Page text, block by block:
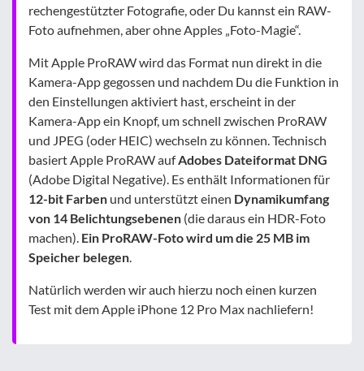
rechengestützter Fotografie, oder Du kannst ein RAW-
Foto aufnehmen, aber ohne Apples „Foto-Magie“.
Mit Apple ProRAW wird das Format nun direkt in die
Kamera-App gegossen und nachdem Du die Funktion in
den Einstellungen aktiviert hast, erscheint in der
Kamera-App ein Knopf, um schnell zwischen ProRAW
und JPEG (oder HEIC) wechseln zu können. Technisch
basiert Apple ProRAW aufAdobes Dateiformat DNG
(Adobe Digital Negative). Es enthält Informationen für
12-bit Farben und unterstützt einen Dynamikumfang
von 14 Belichtungsebenen (die daraus ein HDR-Foto
machen). Ein ProRAW-Foto wird um die 25 MB im
Speicher belegen.
Natürlich werden wir auch hierzu noch einen kurzen
Test mit dem Apple iPhone 12 Pro Max nachliefern!